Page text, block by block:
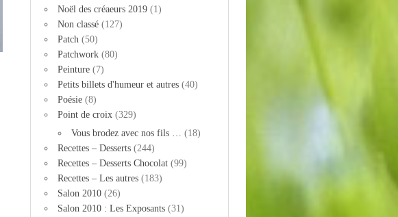
Noël des créaeurs 2019 (1)
Non classé (127)
Patch (50)
Patchwork (80)
Peinture (7)
Petits billets d'humeur et autres (40)
Poésie (8)
Point de croix (329)
Vous brodez avec nos fils …
(18)
Recettes – Desserts (244)
Recettes – Desserts Chocolat (99)
Recettes – Les autres (183)
Salon 2010 (26)
Salon 2010 : Les Exposants (31)